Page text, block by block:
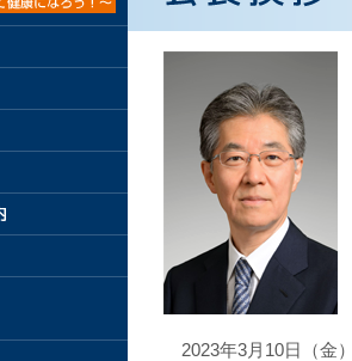
2023年3月10日（金